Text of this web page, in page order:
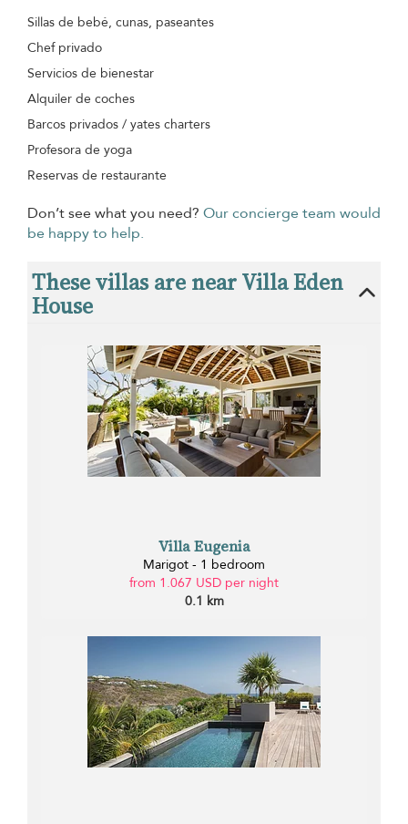
Sillas de bebé, cunas, paseantes
Chef privado
Servicios de bienestar
Alquiler de coches
Barcos privados / yates charters
Profesora de yoga
Reservas de restaurante
Don’t see what you need? Our concierge team would
be happy to help.
These villas are near Villa Eden
House
Villa Eugenia
Marigot - 1 bedroom
from 1.067 USD per night
0.1 km